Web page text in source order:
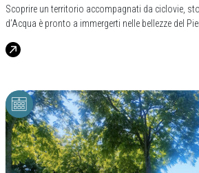
Scoprire un territorio accompagnati da ciclovie,
d’Acqua è pronto a immergerti nelle bellezze del